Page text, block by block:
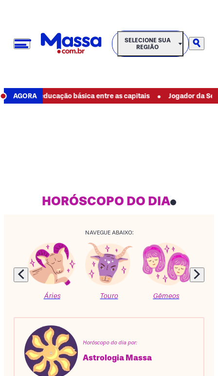
SELECIONE SUA REGIÃO
SELECIONE SUA
REGIÃO
AGORA
educação básica entre as capitais • Jogador da
HORÓSCOPO DO DIA
NAVEGUE ABAIXO:
Áries Touro Gêmeos
Horóscopo do dia por:
Astrologia Massa